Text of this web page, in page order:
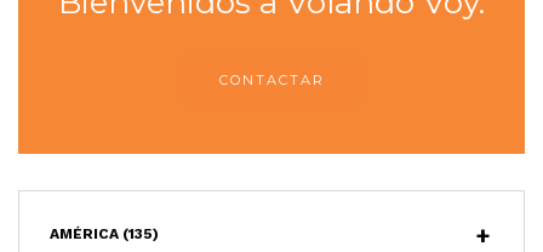
CONTACTAR
AMÉRICA (135)